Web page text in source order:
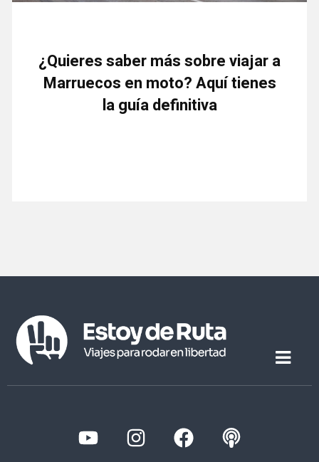
¿Quieres saber más sobre viajar a
Marruecos en moto? Aquí tienes
la guía definitiva